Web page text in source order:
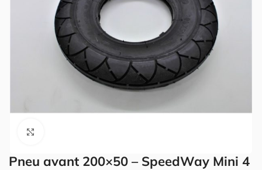
Pneu avant 200×50 – SpeedWay Mini 4